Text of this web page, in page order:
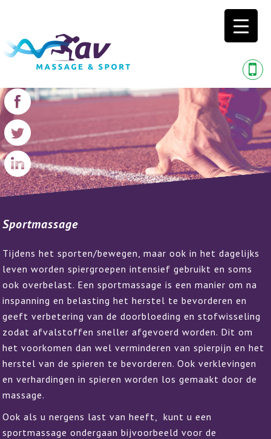
Sportmassage
Tijdens het sporten/bewegen, maar ook in het dagelijks
leven worden spiergroepen intensief gebruikt en soms
ook overbelast. Een sportmassage is een manier om na
inspanning en belasting het herstel te bevorderen en
geeft verbetering van de doorbloeding en stofwisseling
zodat afvalstoffen sneller afgevoerd worden. Dit om
het voorkomen dan wel verminderen van spierpijn en het
herstel van de spieren te bevorderen. Ook verklevingen
en verhardingen in spieren worden los gemaakt door de
massage.
Ook als u nergens last van heeft, kunt u een
sportmassage ondergaan bijvoorbeeld voor de